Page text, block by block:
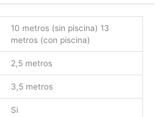
10 metros (sin piscina) 13
metros (con piscina)
2,5 metros
3,5 metros
Si